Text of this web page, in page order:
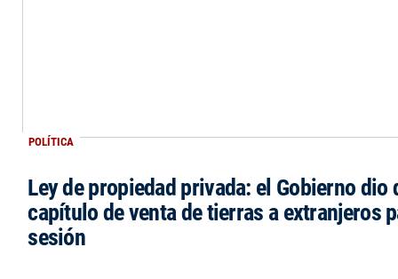
POLÍTICA
Ley de propiedad privada: el Gobierno dio
capítulo de venta de tierras a extranjeros
sesión